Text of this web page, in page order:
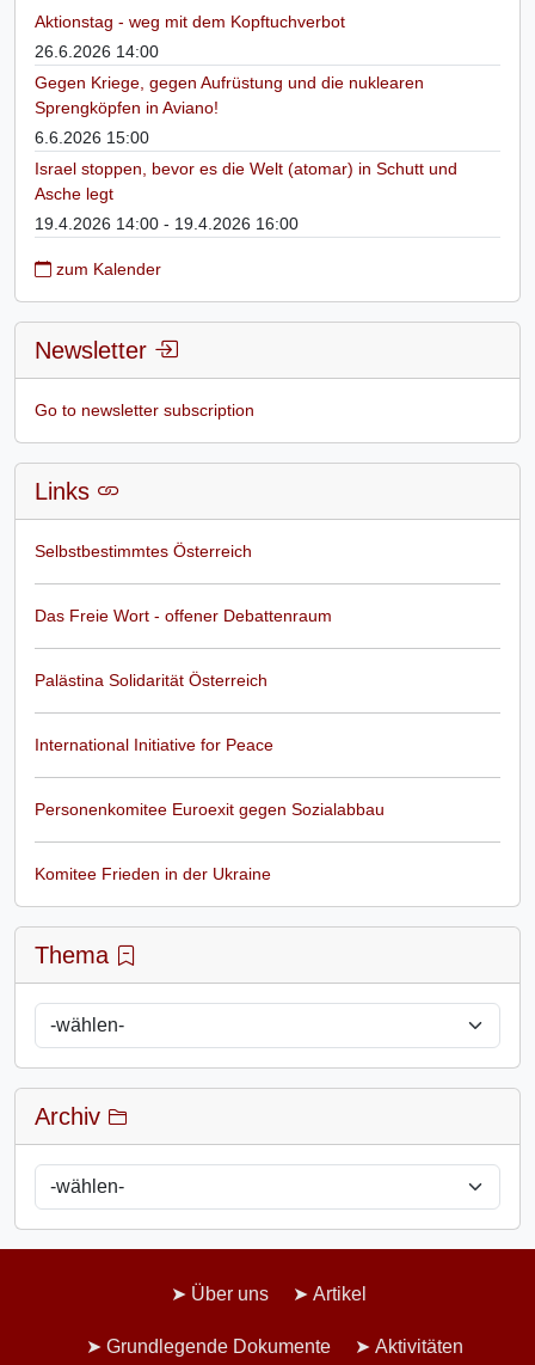
Aktionstag - weg mit dem Kopftuchverbot
26.6.2026 14:00
Gegen Kriege, gegen Aufrüstung und die nuklearen
Sprengköpfen in Aviano!
6.6.2026 15:00
Israel stoppen, bevor es die Welt (atomar) in Schutt und
Asche legt
19.4.2026 14:00 - 19.4.2026 16:00
zum Kalender
Newsletter
Go to newsletter subscription
Links
Selbstbestimmtes Österreich
Das Freie Wort - offener Debattenraum
Palästina Solidarität Österreich
International Initiative for Peace
Personenkomitee Euroexit gegen Sozialabbau
Komitee Frieden in der Ukraine
Thema
Archiv
Über uns Artikel
Grundlegende Dokumente Aktivitäten